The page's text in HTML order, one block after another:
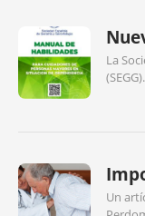
La
Un